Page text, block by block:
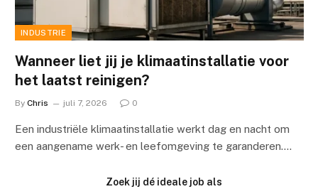
INDUSTRIE
Wanneer liet jij je klimaatinstallatie voor
het laatst reinigen?
By Chris juli 7, 2026 0
Een industriële klimaatinstallatie werkt dag en nacht om
een aangename werk- en leefomgeving te garanderen.…
Zoek jij dé ideale job als